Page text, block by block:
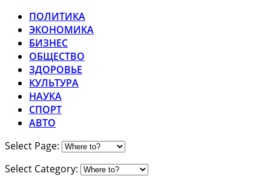
ПОЛИТИКА
ЭКОНОМИКА
БИЗНЕС
ОБЩЕСТВО
ЗДОРОВЬЕ
КУЛЬТУРА
НАУКА
СПОРТ
АВТО
Select Page:
Select Category: